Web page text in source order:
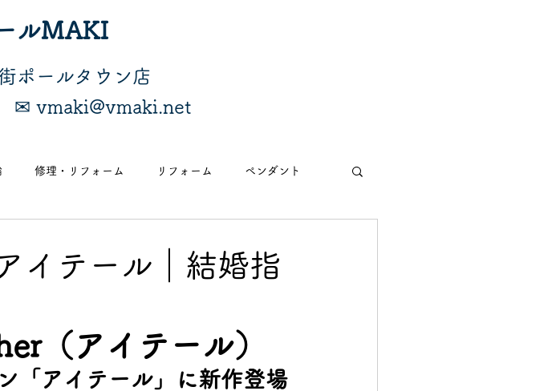
ルMAKI
ポールタウン店
​✉ vmaki@vmaki.net
修理・リフォーム リフォーム ペンダント
イテール｜結婚指
（アイテール）
「アイテール」に新作登場